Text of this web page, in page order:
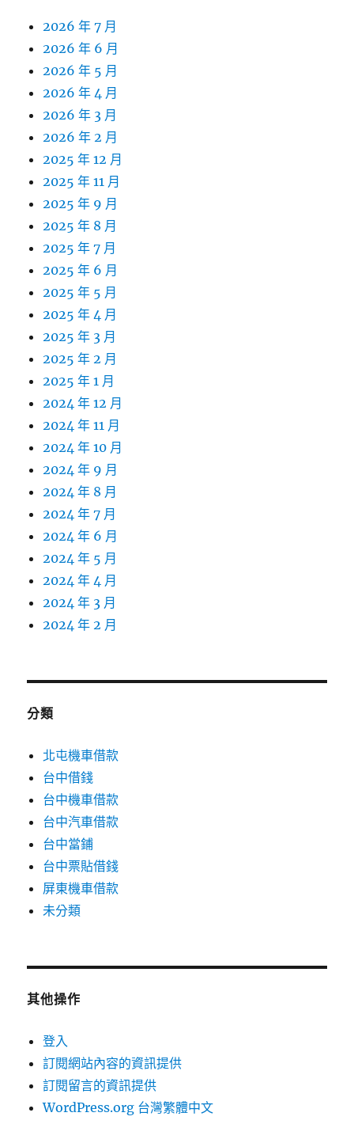
2026 年 7 月
2026 年 6 月
2026 年 5 月
2026 年 4 月
2026 年 3 月
2026 年 2 月
2025 年 12 月
2025 年 11 月
2025 年 9 月
2025 年 8 月
2025 年 7 月
2025 年 6 月
2025 年 5 月
2025 年 4 月
2025 年 3 月
2025 年 2 月
2025 年 1 月
2024 年 12 月
2024 年 11 月
2024 年 10 月
2024 年 9 月
2024 年 8 月
2024 年 7 月
2024 年 6 月
2024 年 5 月
2024 年 4 月
2024 年 3 月
2024 年 2 月
分類
北屯機車借款
台中借錢
台中機車借款
台中汽車借款
台中當鋪
台中票貼借錢
屏東機車借款
未分類
其他操作
登入
訂閱網站內容的資訊提供
訂閱留言的資訊提供
WordPress.org 台灣繁體中文